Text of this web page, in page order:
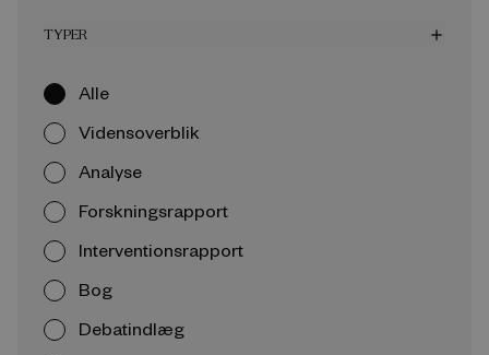
TYPER add
Alle
Vidensoverblik
Analyse
Forskningsrapport
Interventionsrapport
Bog
Debatindlæg